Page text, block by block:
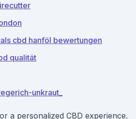
cbd hanföl bewertungen
qualität
unkraut_
a personalized CBD experience.